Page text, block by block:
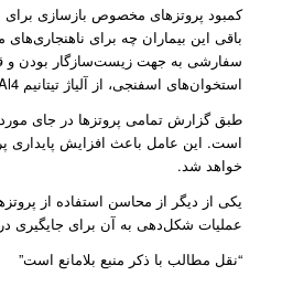
کمبود پروتز‌های مخصوص بازسازی برای
باقی این بیماران چه برای ناهنجاری‌های
سفارشی به جهت زیست‌سازگار بودن و
استخوان‌های اسفنجی، از آلیاژ تیتانیم TiV6Al4 ساخته می‌شوند.
طبق گزارش تمامی پروتز‌ها در جای
است. این عامل باعث افزایش پایداری
خواهد شد.
یکی از دیگر از محاسن استفاده از
عملیات شکل‌دهی به آن برای جایگیری
“نقل مطالب با ذکر منبع بلامانع است”